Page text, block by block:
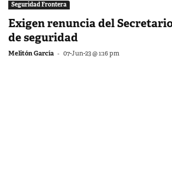
Seguridad Frontera
Exigen renuncia del
de seguridad
Melitón García - 07-Jun-23 @ 1:16 pm